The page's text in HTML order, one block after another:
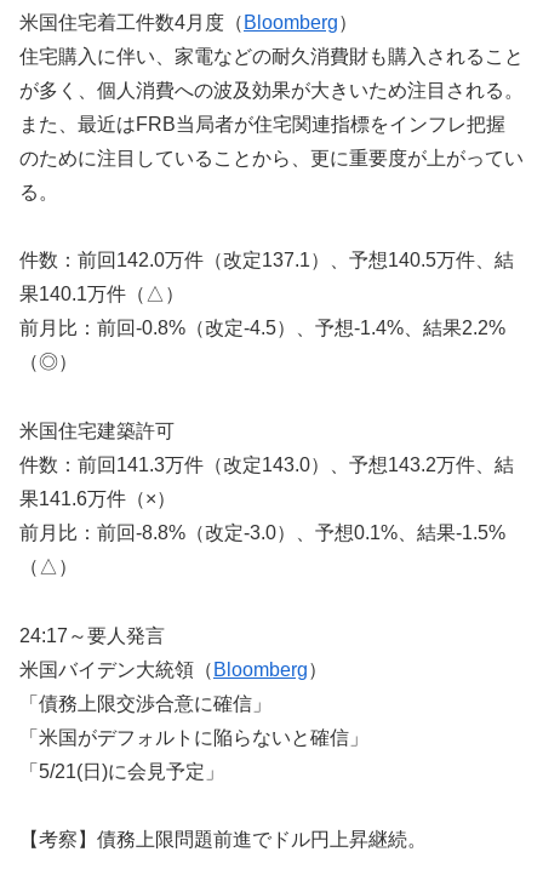
米国住宅着工件数4月度（ Bloomberg）
住宅購入に伴い、家電などの耐久消費財も購入されること
が多く、個人消費への波及効果が大きいため注目される。
また、最近はFRB当局者が住宅関連指標をインフレ把握
のために注目していることから、更に重要度が上がってい
る。
件数：前回142.0万件（改定137.1）、予想140.5万件、結
果140.1万件（△）
前月比：前回-0.8%（改定-4.5）、予想-1.4%、結果2.2%
（◎）
米国住宅建築許可
件数：前回141.3万件（改定143.0）、予想143.2万件、結
果141.6万件（×）
前月比：前回-8.8%（改定-3.0）、予想0.1%、結果-1.5%
（△）
24:17～要人発言
米国バイデン大統領（ Bloomberg）
「債務上限交渉合意に確信」
「米国がデフォルトに陥らないと確信」
「5/21(日)に会見予定」
【考察】債務上限問題前進でドル円上昇継続。